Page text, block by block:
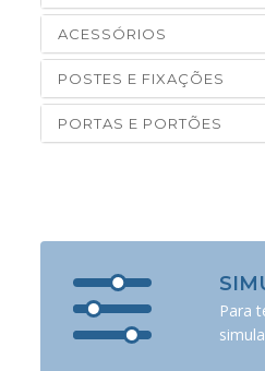
ACESSÓRIOS
POSTES E FIXAÇÕES
PORTAS E PORTÕES
Para